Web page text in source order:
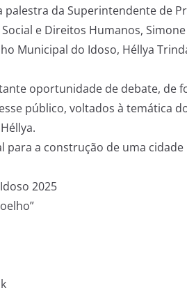
da Superintendente de
e Direitos Humanos,
Municipal do Idoso, Héllya
oportunidade de debate, de
público, voltados à temática
para a construção de uma
2025